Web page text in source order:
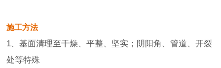
施工方法
1、基面清理至干燥、平整、坚实；阴阳角、管道、开裂
处等特殊